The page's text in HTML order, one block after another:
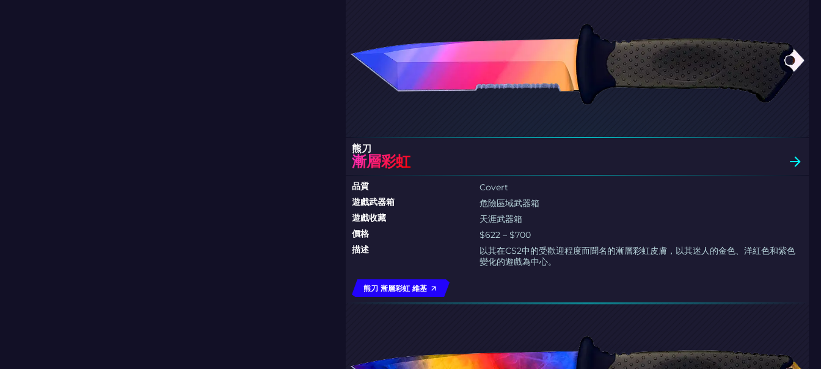
熊刀
漸層彩虹
品質
Covert
遊戲武器箱
危險區域武器箱
遊戲收藏
天涯武器箱
價格
$622 – $700
描述
以其在CS2中的受歡迎程度而聞名的漸層彩虹皮膚，以其迷人的金色、洋紅色和紫色
變化的遊戲為中心。
熊刀 漸層彩虹 維基